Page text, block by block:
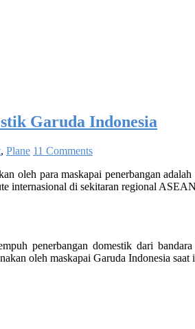
Garuda Indonesia
, Plane 11 Comments
oleh para maskapai penerbangan
di sekitaran regional
penerbangan domestik dari
oleh maskapai Garuda Indonesia